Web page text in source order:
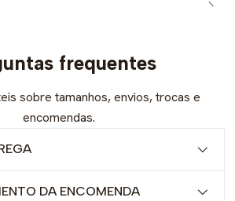
frequentes
sobre tamanhos, envios, trocas e
encomendas.
DA ENCOMENDA